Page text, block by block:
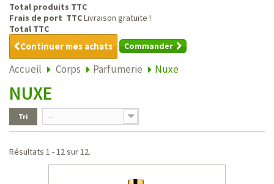
Total produits TTC
Frais de port TTCLivraison gratuite !
Total TTC
Continuer mes achats Commander
Accueil Corps Parfumerie Nuxe
NUXE
Tri --
Résultats 1 - 12 sur 12.